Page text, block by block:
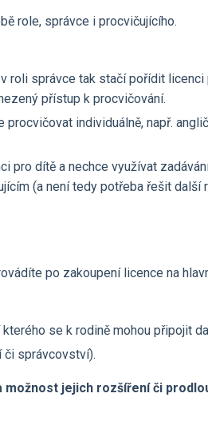
role, správce i procvičujícího.
roli správce tak stačí pořídit
přístup k procvičování.
procvičovat individuálně, např.
pro dítě a nechce využívat
(a není tedy potřeba řešit další
po zakoupení licence na
se k rodině mohou připojit
či správcovství).
možnost jejich rozšíření či